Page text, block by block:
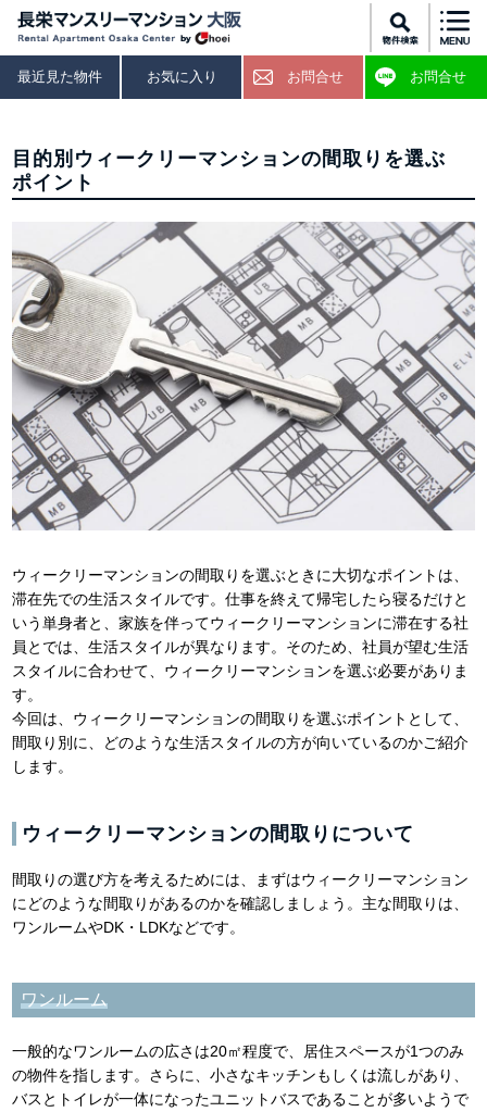
最近見た物件 お気に入り お問合せ お問合せ
目的別ウィークリーマンションの間取りを選ぶ
ポイント
ウィークリーマンションの間取りを選ぶときに大切なポイントは、
滞在先での生活スタイルです。仕事を終えて帰宅したら寝るだけと
いう単身者と、家族を伴ってウィークリーマンションに滞在する社
員とでは、生活スタイルが異なります。そのため、社員が望む生活
スタイルに合わせて、ウィークリーマンションを選ぶ必要がありま
す。
今回は、ウィークリーマンションの間取りを選ぶポイントとして、
間取り別に、どのような生活スタイルの方が向いているのかご紹介
します。
ウィークリーマンションの間取りについて
間取りの選び方を考えるためには、まずはウィークリーマンション
にどのような間取りがあるのかを確認しましょう。主な間取りは、
ワンルームやDK・LDKなどです。
ワンルーム
一般的なワンルームの広さは20㎡程度で、居住スペースが1つのみ
の物件を指します。さらに、小さなキッチンもしくは流しがあり、
バスとトイレが一体になったユニットバスであることが多いようで